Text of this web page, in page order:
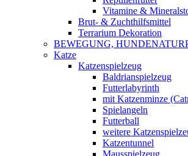
Vitamine &
Brut- & Zuchthilfsmittel
Terrarium Dekoration
BEWEGUNG,
Katze
Katzenspielzeug
Baldrianspielzeug
Futterlabyrinth
mit Katzenminze
Spielangeln
Futterball
weitere
Katzentunnel
Mausspielzeug